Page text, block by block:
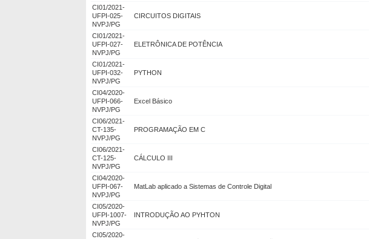
CI01/2021-
UFPI-025-
NVPJ/PG
CIRCUITOS DIGITAIS
CI01/2021-
UFPI-027-
NVPJ/PG
ELETRÔNICA DE POTÊNCIA
CI01/2021-
UFPI-032-
NVPJ/PG
PYTHON
CI04/2020-
UFPI-066-
NVPJ/PG
Excel Básico
CI06/2021-
CT-135-
NVPJ/PG
PROGRAMAÇÃO EM C
CI06/2021-
CT-125-
NVPJ/PG
CÁLCULO III
CI04/2020-
UFPI-067-
NVPJ/PG
MatLab aplicado a Sistemas de Controle Digital
CI05/2020-
UFPI-1007-
NVPJ/PG
INTRODUÇÃO AO PYHTON
CI05/2020-